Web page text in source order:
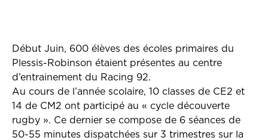
Début Juin, 600 élèves des écoles primaires du
Plessis-Robinson étaient présentes au centre
d’entrainement du Racing 92.
Au cours de l’année scolaire, 10 classes de CE2 et
14 de CM2 ont participé au « cycle découverte
rugby ». Ce dernier se compose de 6 séances de
50-55 minutes dispatchées sur 3 trimestres sur la